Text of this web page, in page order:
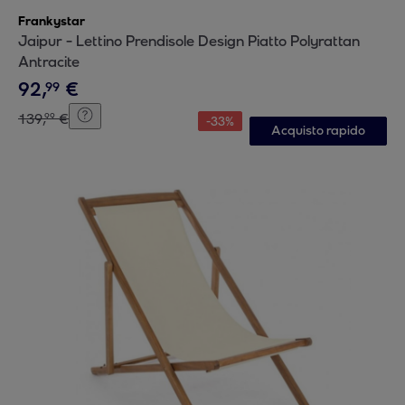
Frankystar
Jaipur - Lettino Prendisole Design Piatto Polyrattan
Antracite
92,99 €
139,99 € -33%
Acquisto rapido